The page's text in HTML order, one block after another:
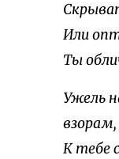
Или
Ты
Ужель
взорам,
К тебе